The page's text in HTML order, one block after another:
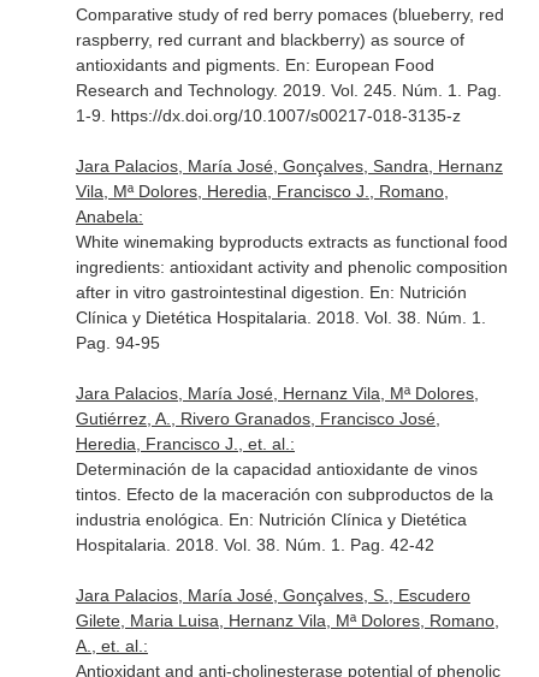
Comparative study of red berry pomaces (blueberry, red
raspberry, red currant and blackberry) as source of
antioxidants and pigments. En: European Food
Research and Technology. 2019. Vol. 245. Núm. 1. Pag.
1-9. https://dx.doi.org/10.1007/s00217-018-3135-z
Jara Palacios, María José, Gonçalves, Sandra, Hernanz
Vila, Mª Dolores, Heredia, Francisco J., Romano,
Anabela:
White winemaking byproducts extracts as functional food
ingredients: antioxidant activity and phenolic composition
after in vitro gastrointestinal digestion. En: Nutrición
Clínica y Dietética Hospitalaria . 2018. Vol. 38. Núm. 1.
Pag. 94-95
Jara Palacios, María José, Hernanz Vila, Mª Dolores,
Gutiérrez, A., Rivero Granados, Francisco José,
Heredia, Francisco J., et. al.:
Determinación de la capacidad antioxidante de vinos
tintos. Efecto de la maceración con subproductos de la
industria enológica. En: Nutrición Clínica y Dietética
Hospitalaria . 2018. Vol. 38. Núm. 1. Pag. 42-42
Jara Palacios, María José, Gonçalves, S., Escudero
Gilete, Maria Luisa, Hernanz Vila, Mª Dolores, Romano,
A., et. al.:
Antioxidant and anti-cholinesterase potential of phenolic